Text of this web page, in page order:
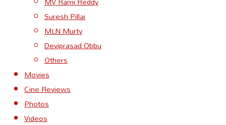
Suresh Pillai
MLN Murty
Deviprasad Obbu
Others
Movies
Cine Reviews
Photos
Videos